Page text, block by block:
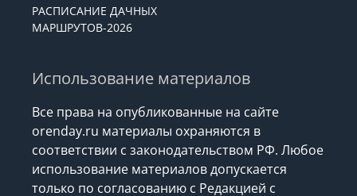
РАСПИСАНИЕ ДАЧНЫХ
МАРШРУТОВ-2026
Использование материалов
Все права на опубликованные на сайте
orenday.ru материалы охраняются в
соответствии с законодательством РФ. Любое
использование материалов допускается
только по согласованию с Редакцией с